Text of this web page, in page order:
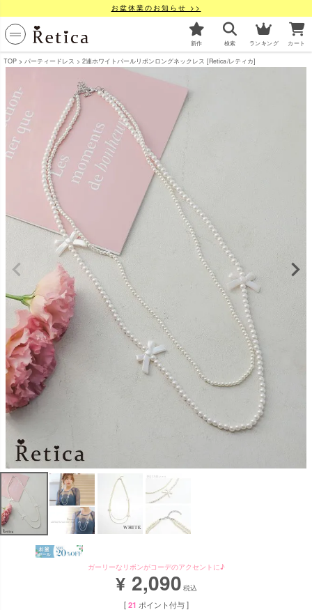
お盆休業のお知らせ >>
新作 検索 ランキング カート
TOP パーティードレス 2連ホワイトパールリボンロングネックレス [Retica/レティカ]
ガーリーなリボンがコーデのアクセントに♪
¥ 2,090 税込
[ 21 ポイント付与 ]